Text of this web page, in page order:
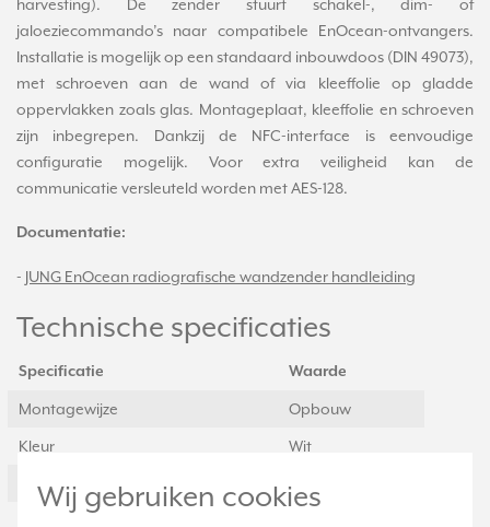
Wij gebruiken cookies
harvesting). De zender stuurt schakel-, dim- of
jaloeziecommando’s naar compatibele EnOcean-ontvangers.
Installatie is mogelijk op een standaard inbouwdoos (DIN 49073),
met schroeven aan de wand of via kleeffolie op gladde
oppervlakken zoals glas. Montageplaat, kleeffolie en schroeven
zijn inbegrepen. Dankzij de NFC-interface is eenvoudige
configuratie mogelijk. Voor extra veiligheid kan de
communicatie versleuteld worden met AES-128.
Documentatie:
- JUNG EnOcean radiografische wandzender handleiding
Technische specificaties
Specificatie Waarde
Montagewijze Opbouw
Kleur Wit
Halogeenvrij Ja